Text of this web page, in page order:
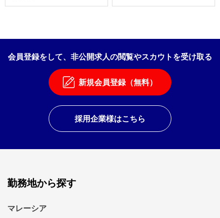
会員登録をして、非公開求人の閲覧やスカウトを受け取る
新規会員登録（無料）
採用企業様はこちら
勤務地から探す
マレーシア